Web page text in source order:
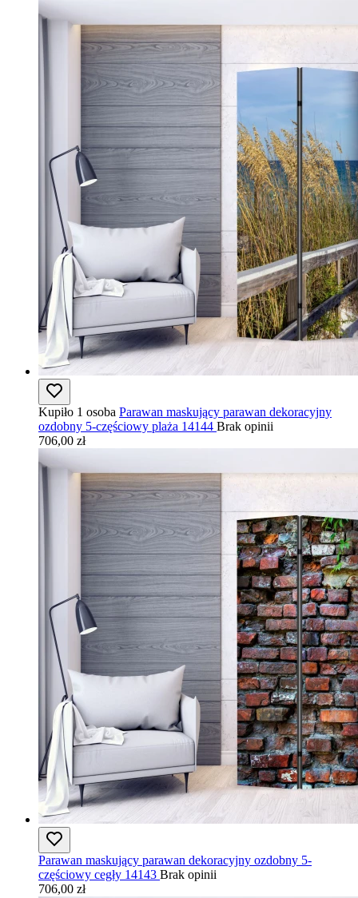
Kupiło 1 osoba Parawan maskujący parawan dekoracyjny
ozdobny 5-częściowy plaża 14144 Brak opinii
706,00 zł
Parawan maskujący parawan dekoracyjny ozdobny 5-
częściowy cegły 14143 Brak opinii
706,00 zł